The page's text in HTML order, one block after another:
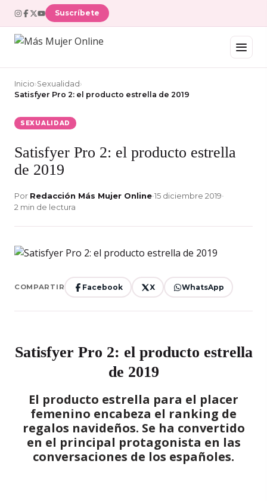
Suscríbete
Inicio›Sexualidad ›
Satisfyer Pro 2: el producto estrella de 2019
SEXUALIDAD
Satisfyer Pro 2: el producto estrella
de 2019
Por Redacción Más Mujer Online•15 diciembre 2019•
2 min de lectura
COMPARTIR Facebook X WhatsApp
Satisfyer Pro 2: el producto estrella
de 2019
El producto estrella para el placer
femenino encabeza el ranking de
regalos navideños. Se ha convertido
en el principal protagonista en las
conversaciones de los españoles.